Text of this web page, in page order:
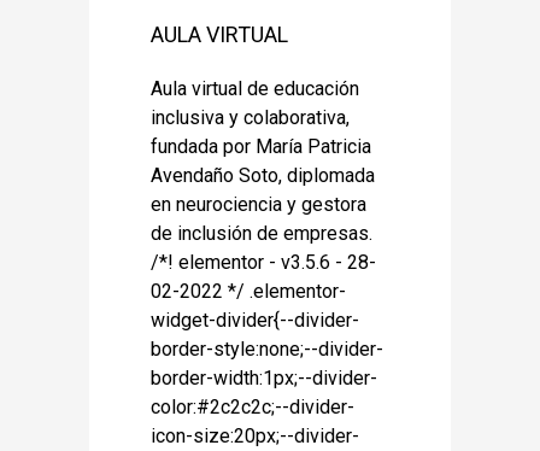
AULA VIRTUAL
Aula virtual de educación
inclusiva y colaborativa,
fundada por María Patricia
Avendaño Soto, diplomada
en neurociencia y gestora
de inclusión de empresas.
/*! elementor - v3.5.6 - 28-
02-2022 */ .elementor-
widget-divider{--divider-
border-style:none;--divider-
border-width:1px;--divider-
color:#2c2c2c;--divider-
icon-size:20px;--divider-